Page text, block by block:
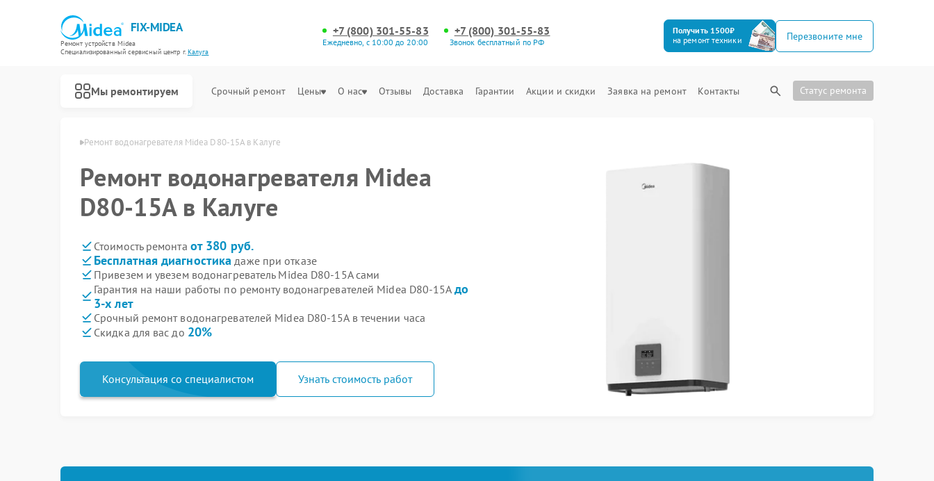
FIX-MIDEA
Ремонт устройств Midea
Специализированный cервисный центр г.Калуга
+7 (800) 301-55-83
Ежедневно, с 10:00 до 20:00
+7 (800) 301-55-83
Звонок бесплатный по РФ
Получить 1500₽
на ремонт техники
Перезвоните мне
Мы ремонтируем Срочный ремонт Цены О нас Отзывы Доставка Гарантии Акции и скидки Заявка на ремонт Контакты Статус ремонта
Ремонт водонагревателя Midea D80-15A в Калуге
Ремонт водонагревателя Midea
D80-15A в Калуге
Стоимость ремонта от 380 руб.
Бесплатная диагностика даже при отказе
Привезем и увезем водонагреватель Midea D80-15A сами
Гарантия на наши работы по ремонту водонагревателей Midea D80-15A до
3-х лет
Срочный ремонт водонагревателей Midea D80-15A в течении часа
Скидка для вас до 20%
Консультация со специалистом Узнать стоимость работ